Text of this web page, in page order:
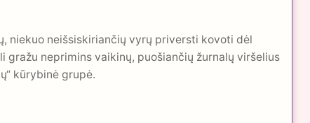
niekuo neišsiskiriančių vyrų priversti kovoti dėl
neprimins vaikinų, puošiančių žurnalų viršelius
kūrybinė grupė.